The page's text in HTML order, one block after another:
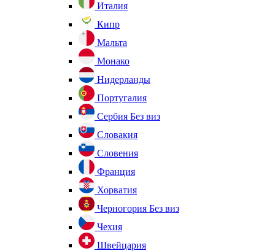
Италия
Кипр
Мальта
Монако
Нидерланды
Португалия
Сербия Без виз
Словакия
Словения
Франция
Хорватия
Черногория Без виз
Чехия
Швейцария